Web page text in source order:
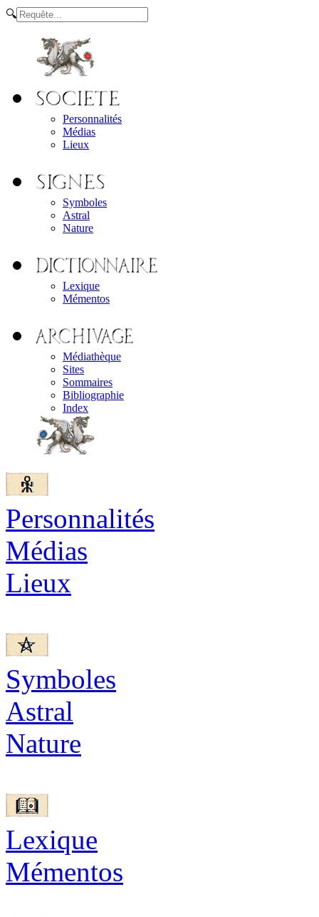
🔍
Personnalités
Médias
Lieux
Symboles
Astral
Nature
Lexique
Mémentos
Médiathèque
Sites
Sommaires
Bibliographie
Index
Personnalités
Médias
Lieux
Symboles
Astral
Nature
Lexique
Mémentos